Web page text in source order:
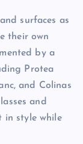
surfaces as
their own
by a
Protea
and Colinas
and
in style while